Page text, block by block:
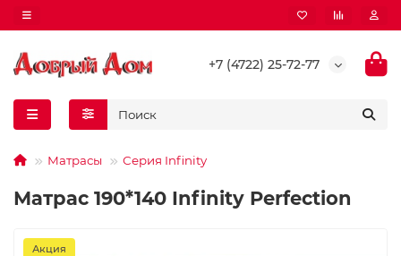
+7 (4722) 25-72-77
Матрасы Серия Infinity
Матрас 190*140 Infinity Perfection
Акция